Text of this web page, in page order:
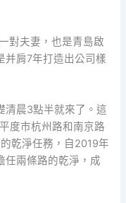
對夫妻，也是青島啟
并肩7年打造出公司樣
清晨3點半就來了。這
度市杭州路和南京路
乾淨任務，自2019年
任兩條路的乾淨，成